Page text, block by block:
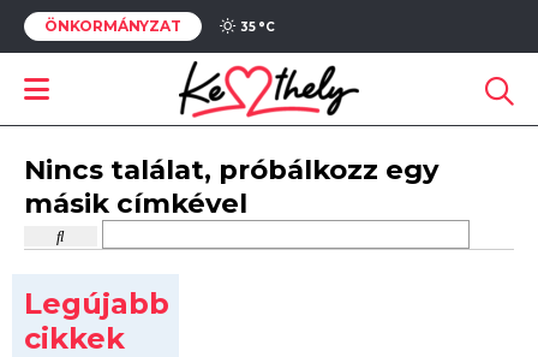
ÖNKORMÁNYZAT 35 °C
Nincs találat, próbálkozz egy
másik címkével
Legújabb
cikkek